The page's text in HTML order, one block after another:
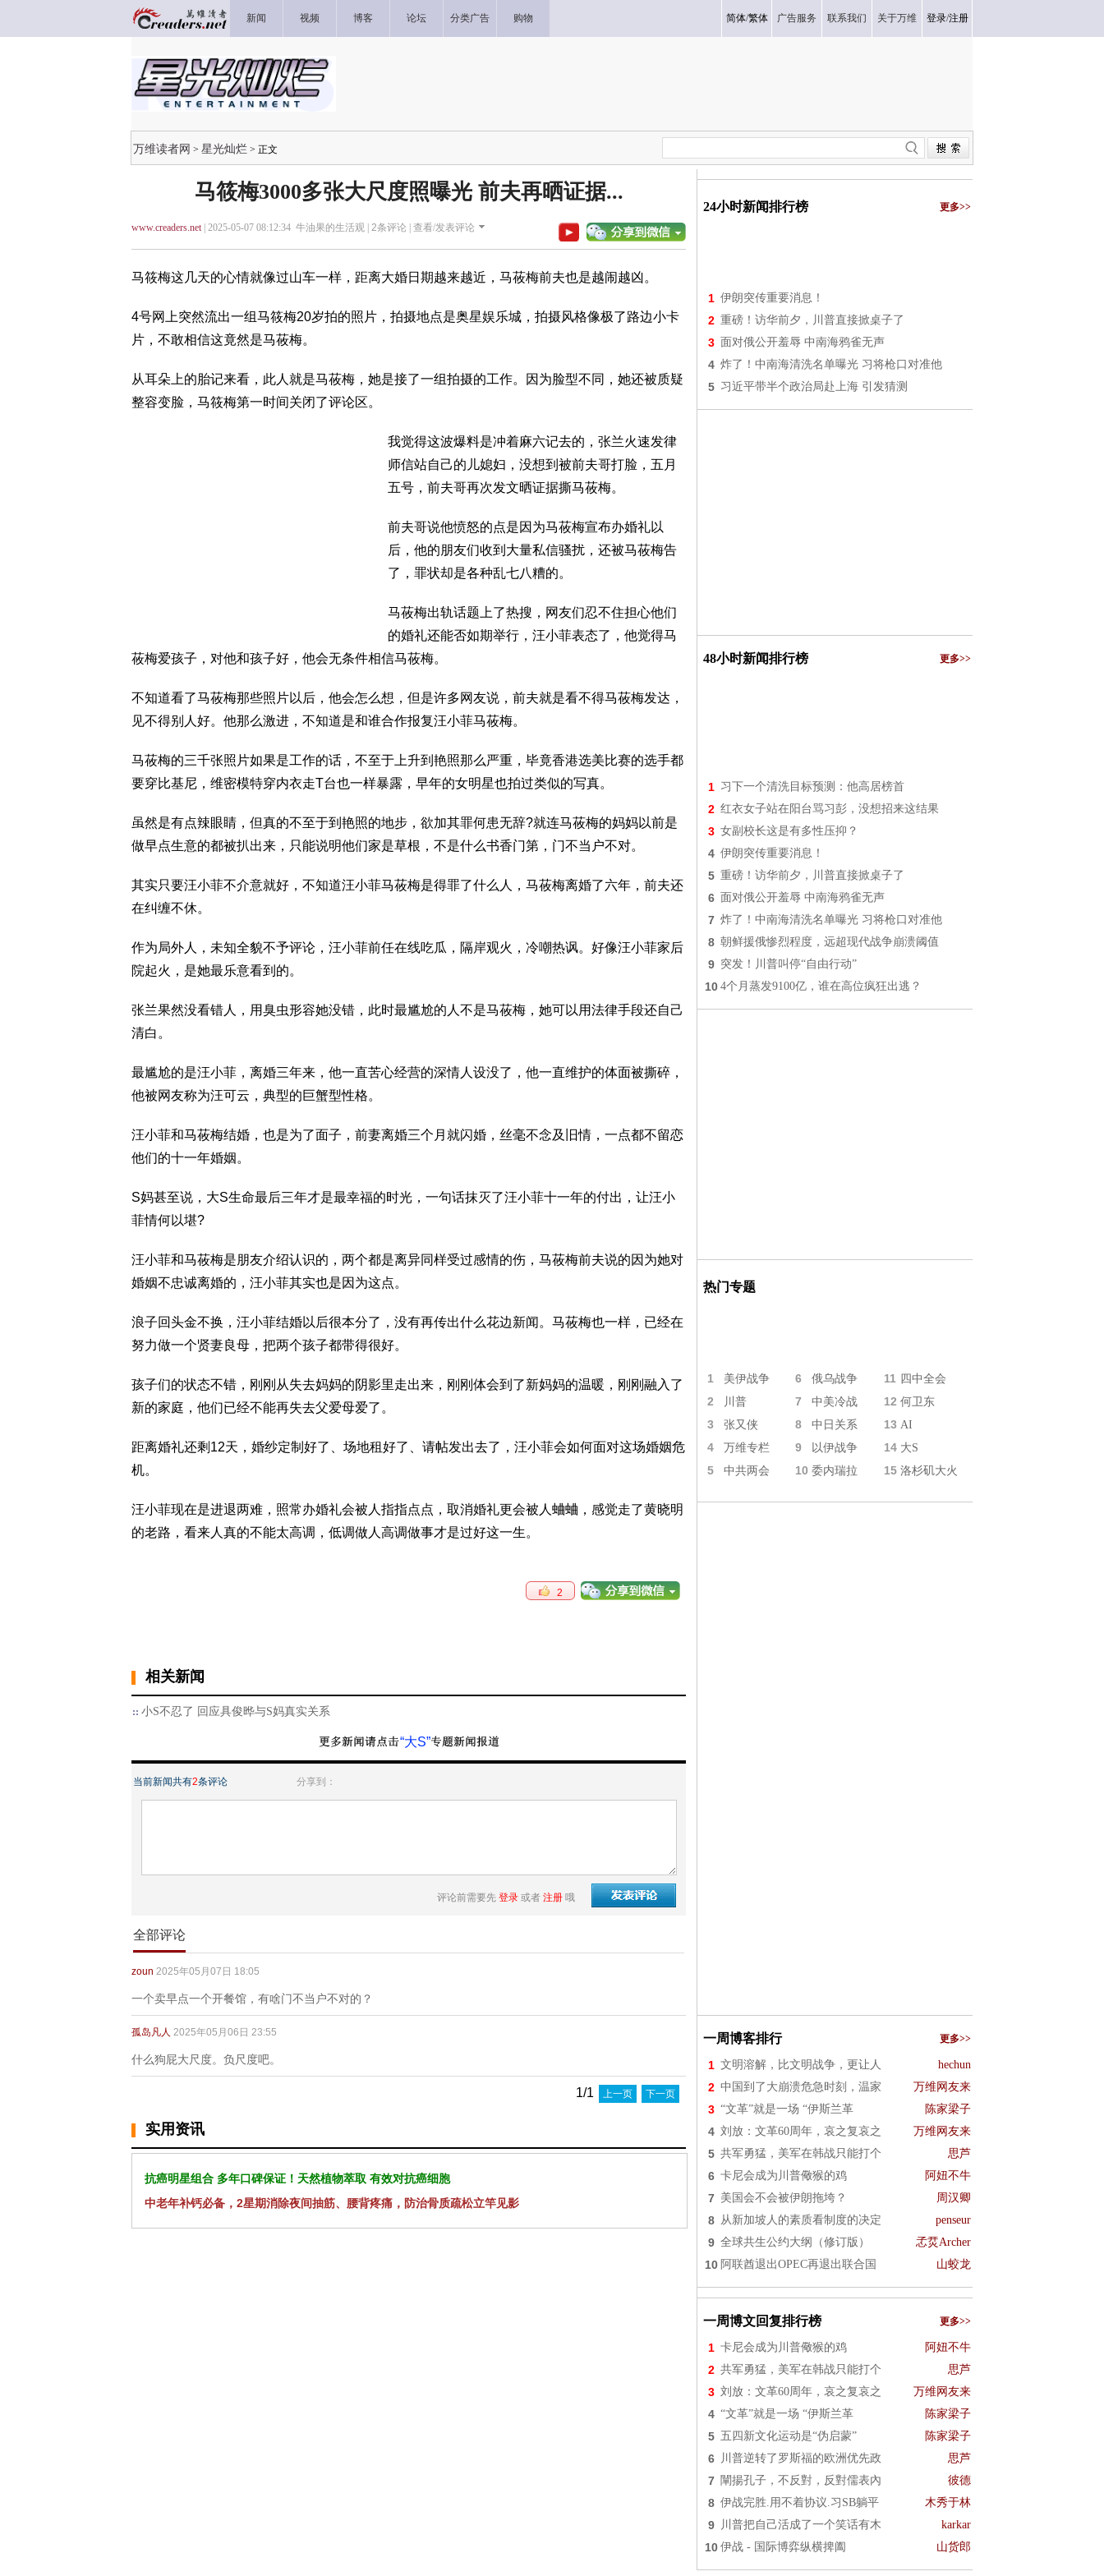
新闻 视频 博客 论坛 分类广告 购物 简体/繁体 广告服务 联系我们 关于万维 登录/注册
万维读者网 > 星光灿烂 > 正文
马筱梅3000多张大尺度照曝光 前夫再晒证据...
www.creaders.net| 2025-05-07 08:12:34 牛油果的生活观 | 2条评论 | 查看/发表评论
马筱梅这几天的心情就像过山车一样，距离大婚日期越来越近，马莜梅前夫也是越闹越凶。
4号网上突然流出一组马筱梅20岁拍的照片，拍摄地点是奥星娱乐城，拍摄风格像极了路边小卡
片，不敢相信这竟然是马莜梅。
从耳朵上的胎记来看，此人就是马莜梅，她是接了一组拍摄的工作。因为脸型不同，她还被质疑
整容变脸，马筱梅第一时间关闭了评论区。
我觉得这波爆料是冲着麻六记去的，张兰火速发律
师信站自己的儿媳妇，没想到被前夫哥打脸，五月
五号，前夫哥再次发文晒证据撕马莜梅。
前夫哥说他愤怒的点是因为马莜梅宣布办婚礼以
后，他的朋友们收到大量私信骚扰，还被马莜梅告
了，罪状却是各种乱七八糟的。
马莜梅出轨话题上了热搜，网友们忍不住担心他们
的婚礼还能否如期举行，汪小菲表态了，他觉得马
莜梅爱孩子，对他和孩子好，他会无条件相信马莜梅。
不知道看了马莜梅那些照片以后，他会怎么想，但是许多网友说，前夫就是看不得马莜梅发达，
见不得别人好。他那么激进，不知道是和谁合作报复汪小菲马莜梅。
马莜梅的三千张照片如果是工作的话，不至于上升到艳照那么严重，毕竟香港选美比赛的选手都
要穿比基尼，维密模特穿内衣走T台也一样暴露，早年的女明星也拍过类似的写真。
虽然是有点辣眼睛，但真的不至于到艳照的地步，欲加其罪何患无辞?就连马莜梅的妈妈以前是
做早点生意的都被扒出来，只能说明他们家是草根，不是什么书香门第，门不当户不对。
其实只要汪小菲不介意就好，不知道汪小菲马莜梅是得罪了什么人，马莜梅离婚了六年，前夫还
在纠缠不休。
作为局外人，未知全貌不予评论，汪小菲前任在线吃瓜，隔岸观火，冷嘲热讽。好像汪小菲家后
院起火，是她最乐意看到的。
张兰果然没看错人，用臭虫形容她没错，此时最尴尬的人不是马莜梅，她可以用法律手段还自己
清白。
最尴尬的是汪小菲，离婚三年来，他一直苦心经营的深情人设没了，他一直维护的体面被撕碎，
他被网友称为汪可云，典型的巨蟹型性格。
汪小菲和马莜梅结婚，也是为了面子，前妻离婚三个月就闪婚，丝毫不念及旧情，一点都不留恋
他们的十一年婚姻。
S妈甚至说，大S生命最后三年才是最幸福的时光，一句话抹灭了汪小菲十一年的付出，让汪小
菲情何以堪?
汪小菲和马莜梅是朋友介绍认识的，两个都是离异同样受过感情的伤，马莜梅前夫说的因为她对
婚姻不忠诚离婚的，汪小菲其实也是因为这点。
浪子回头金不换，汪小菲结婚以后很本分了，没有再传出什么花边新闻。马莜梅也一样，已经在
努力做一个贤妻良母，把两个孩子都带得很好。
孩子们的状态不错，刚刚从失去妈妈的阴影里走出来，刚刚体会到了新妈妈的温暖，刚刚融入了
新的家庭，他们已经不能再失去父爱母爱了。
距离婚礼还剩12天，婚纱定制好了、场地租好了、请帖发出去了，汪小菲会如何面对这场婚姻危
机。
汪小菲现在是进退两难，照常办婚礼会被人指指点点，取消婚礼更会被人蛐蛐，感觉走了黄晓明
的老路，看来人真的不能太高调，低调做人高调做事才是过好这一生。
2
相关新闻
小S不忍了 回应具俊晔与S妈真实关系
“大S”
当前新闻共有2条评论 分享到：
评论前需要先 登录 或者 注册 哦
全部评论
zoun 2025年05月07日 18:05
一个卖早点一个开餐馆，有啥门不当户不对的？
孤岛凡人 2025年05月06日 23:55
什么狗屁大尺度。负尺度吧。
1/1 上一页 下一页
实用资讯
抗癌明星组合 多年口碑保证！天然植物萃取 有效对抗癌细胞
中老年补钙必备，2星期消除夜间抽筋、腰背疼痛，防治骨质疏松立竿见影
24小时新闻排行榜 更多>>
1 伊朗突传重要消息！
2 重磅！访华前夕，川普直接掀桌子了
3 面对俄公开羞辱 中南海鸦雀无声
4 炸了！中南海清洗名单曝光 习将枪口对准他
5 习近平带半个政治局赴上海 引发猜测
48小时新闻排行榜 更多>>
1 习下一个清洗目标预测：他高居榜首
2 红衣女子站在阳台骂习彭，没想招来这结果
3 女副校长这是有多性压抑？
4 伊朗突传重要消息！
5 重磅！访华前夕，川普直接掀桌子了
6 面对俄公开羞辱 中南海鸦雀无声
7 炸了！中南海清洗名单曝光 习将枪口对准他
8 朝鲜援俄惨烈程度，远超现代战争崩溃阈值
9 突发！川普叫停“自由行动”
10 4个月蒸发9100亿，谁在高位疯狂出逃？
热门专题
1 美伊战争 6 俄乌战争 11 四中全会
2 川普 7 中美冷战 12 何卫东
3 张又侠 8 中日关系 13 AI
4 万维专栏 9 以伊战争 14 大S
5 中共两会 10 委内瑞拉 15 洛杉矶大火
一周博客排行 更多>>
1 文明溶解，比文明战争，更让人 hechun
2 中国到了大崩溃危急时刻，温家 万维网友来
3 “文革”就是一场 “伊斯兰革 陈家梁子
4 刘放：文革60周年，哀之复哀之 万维网友来
5 共军勇猛，美军在韩战只能打个 思芦
6 卡尼会成为川普儆猴的鸡 阿妞不牛
7 美国会不会被伊朗拖垮？ 周汉卿
8 从新加坡人的素质看制度的决定 penseur
9 全球共生公约大纲（修订版） 孞烎Archer
10 阿联酋退出OPEC再退出联合国 山蛟龙
一周博文回复排行榜 更多>>
1 卡尼会成为川普儆猴的鸡 阿妞不牛
2 共军勇猛，美军在韩战只能打个 思芦
3 刘放：文革60周年，哀之复哀之 万维网友来
4 “文革”就是一场 “伊斯兰革 陈家梁子
5 五四新文化运动是“伪启蒙” 陈家梁子
6 川普逆转了罗斯福的欧洲优先政 思芦
7 闡揚孔子，不反對，反對儒表內 彼德
8 伊战完胜.用不着协议.习SB躺平 木秀于林
9 川普把自己活成了一个笑话有木 karkar
10 伊战 - 国际博弈纵横捭阖 山货郎